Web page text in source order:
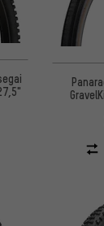
sur 5 d'après 9 avis